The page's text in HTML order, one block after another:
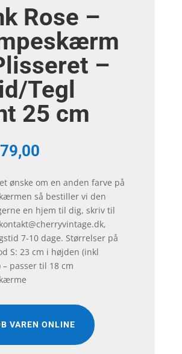
Rose –
–
Tegl
25 cm
ønske om en anden farve på
så bestiller vi den
en hjem til dig, skriv til
7-10 dage. Størrelser på
S: 23 cm i højden (inkl
passer til 18 cm
VAREN ONLINE